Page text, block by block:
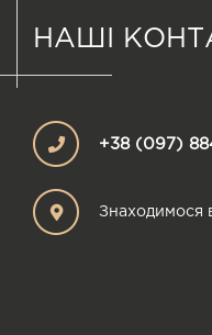
НАШІ
+38 (097)
Знаходимося